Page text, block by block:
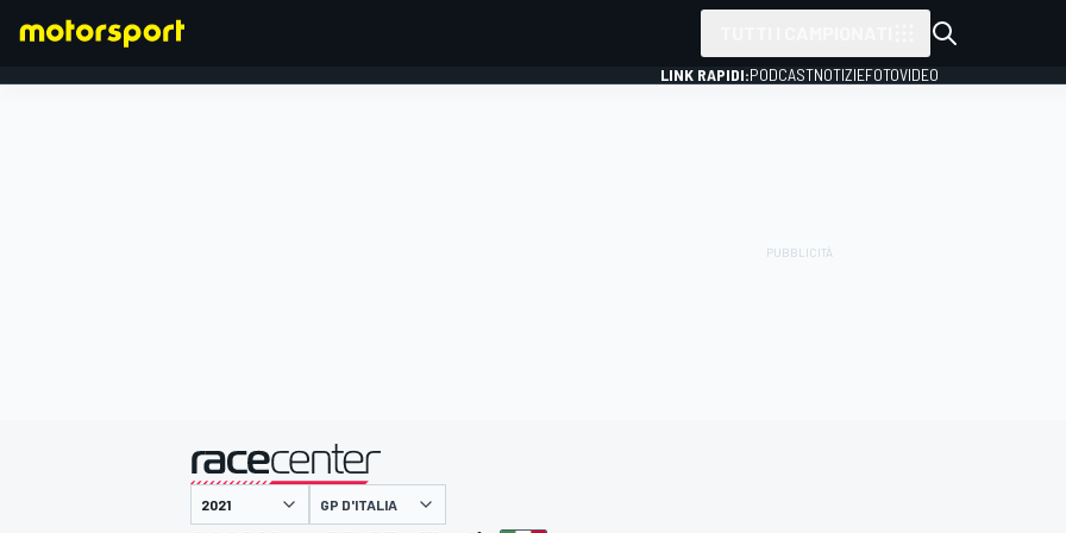
LINK RAPIDI:PODCASTNOTIZIEFOTOVIDEO
presentato da
GP D'ITALIA